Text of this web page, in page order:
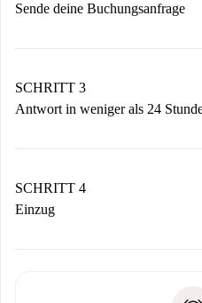
Sende deine Buchungsanfrage
Denk daran, dass wir dich
Vermieter zustimmt.
SCHRITT 3
Antwort in weniger als 24
stellen den Kontakt her.
Wenn der Vermieter
SCHRITT 4
Einzug